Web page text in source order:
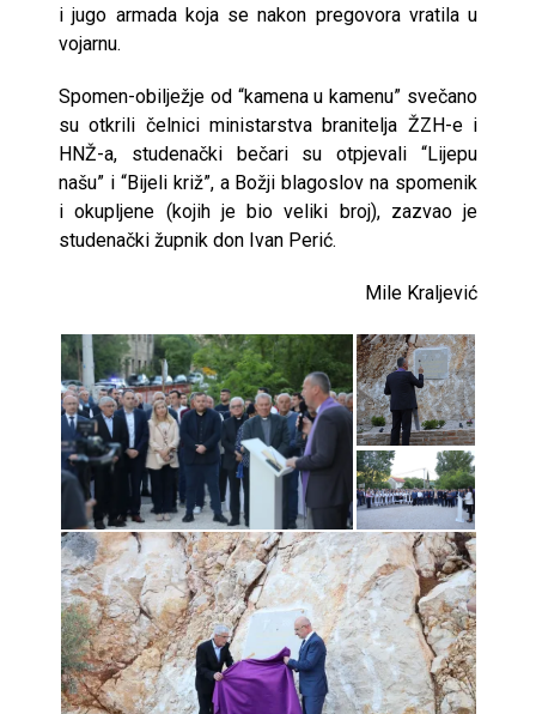
i jugo armada koja se nakon pregovora vratila u
vojarnu.
Spomen-obilježje od “kamena u kamenu” svečano
su otkrili čelnici ministarstva branitelja ŽZH-e i
HNŽ-a, studenački bečari su otpjevali “Lijepu
našu” i “Bijeli križ”, a Božji blagoslov na spomenik
i okupljene (kojih je bio veliki broj), zazvao je
studenački župnik don Ivan Perić.
Mile Kraljević